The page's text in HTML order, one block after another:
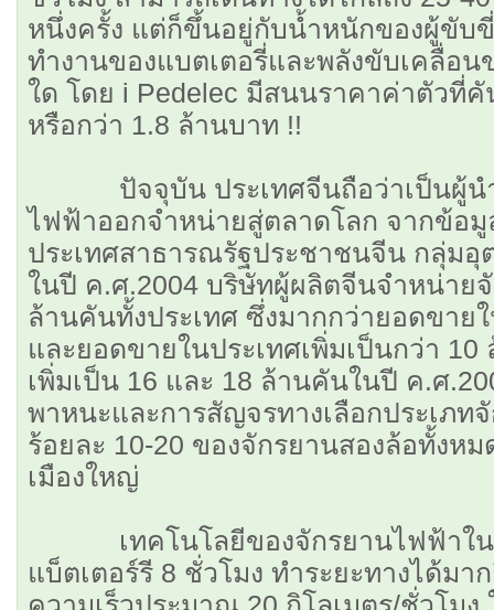
หนึ่งครั้ง แต่ก็ขึ้นอยู่กับนํ้าหนักของผู้ขับ
ทำงานของแบตเตอรี่และพลังขับเคลื่อน
ใด โดย i Pedelec มีสนนราคาค่าตัวที่
หรือกว่า 1.8 ล้านบาท !!
ปัจจุบัน ประเทศจีนถือว่าเป็นผู้นำ
ไฟฟ้าออกจำหน่ายสู่ตลาดโลก จากข้อ
ประเทศสาธารณรัฐประชาชนจีน กลุ่ม
ในปี ค.ศ.2004 บริษัทผู้ผลิตจีนจำหน่าย
ล้านคันทั้งประเทศ ซึ่งมากกว่ายอดขาย
และยอดขายในประเทศเพิ่มเป็นกว่า
เพิ่มเป็น 16 และ 18 ล้านคันในปี ค.ศ
พาหนะและการสัญจรทางเลือกประเภท
ร้อยละ 10-20 ของจักรยานสองล้อทั้งห
เมืองใหญ่
เทคโนโลยีของจักรยานไฟฟ้าใน
แบ็ตเตอร์รี 8 ชั่วโมง ทำระยะทางได้มา